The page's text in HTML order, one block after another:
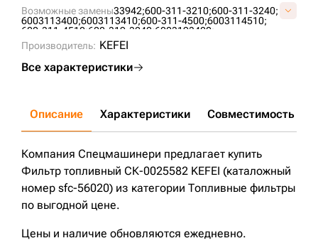
Возможные замены33942;600-311-3210;600-311-3240;
6003113400;6003113410;600-311-4500;6003114510;
600-311-4510;600-319-3240;6003193400;
600-319-3400;
6003193440;
6003194540;600-319-4540;
CX022;
S3207T;SFC-55280;SFC-56020;
Производитель: KEFEI
Все характеристики
Описание Характеристики Совместимость
Компания Спецмашинери предлагает купить
Фильтр топливный СК-0025582 KEFEI (каталожный
номер sfc-56020) из категории Топливные фильтры
по выгодной цене.
Цены и наличие обновляются ежедневно.